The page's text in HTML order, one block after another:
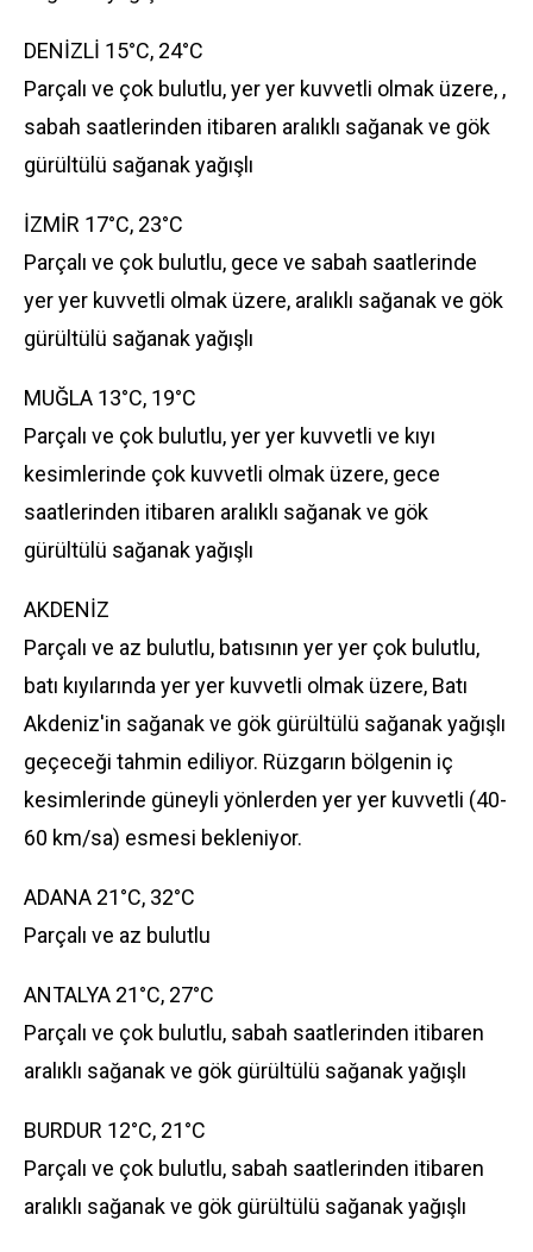
DENİZLİ 15°C, 24°C
Parçalı ve çok bulutlu, yer yer kuvvetli olmak üzere, ,
sabah saatlerinden itibaren aralıklı sağanak ve gök
gürültülü sağanak yağışlı
İZMİR 17°C, 23°C
Parçalı ve çok bulutlu, gece ve sabah saatlerinde
yer yer kuvvetli olmak üzere, aralıklı sağanak ve gök
gürültülü sağanak yağışlı
MUĞLA 13°C, 19°C
Parçalı ve çok bulutlu, yer yer kuvvetli ve kıyı
kesimlerinde çok kuvvetli olmak üzere, gece
saatlerinden itibaren aralıklı sağanak ve gök
gürültülü sağanak yağışlı
AKDENİZ
Parçalı ve az bulutlu, batısının yer yer çok bulutlu,
batı kıyılarında yer yer kuvvetli olmak üzere, Batı
Akdeniz'in sağanak ve gök gürültülü sağanak yağışlı
geçeceği tahmin ediliyor. Rüzgarın bölgenin iç
kesimlerinde güneyli yönlerden yer yer kuvvetli (40-
60 km/sa) esmesi bekleniyor.
ADANA 21°C, 32°C
Parçalı ve az bulutlu
ANTALYA 21°C, 27°C
Parçalı ve çok bulutlu, sabah saatlerinden itibaren
aralıklı sağanak ve gök gürültülü sağanak yağışlı
BURDUR 12°C, 21°C
Parçalı ve çok bulutlu, sabah saatlerinden itibaren
aralıklı sağanak ve gök gürültülü sağanak yağışlı